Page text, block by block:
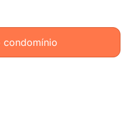
condomínio